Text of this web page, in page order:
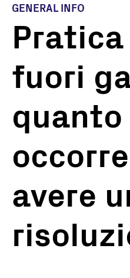
GENERAL INFO
fuori
avere